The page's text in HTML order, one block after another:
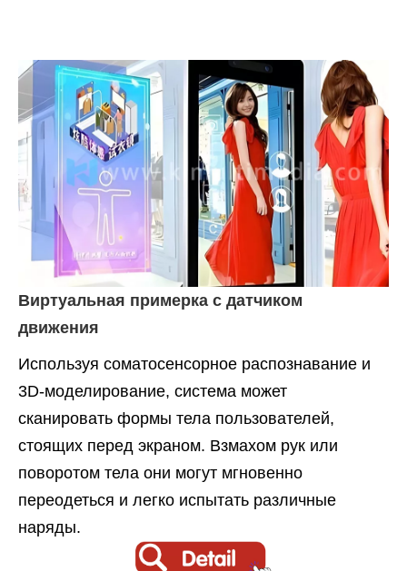
Виртуальная примерка с датчиком
движения
Используя соматосенсорное распознавание и
3D-моделирование, система может
сканировать формы тела пользователей,
стоящих перед экраном. Взмахом рук или
поворотом тела они могут мгновенно
переодеться и легко испытать различные
наряды.